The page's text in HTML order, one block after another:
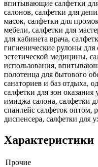
впитывающие салфетки
салонов, салфетки для
масок, салфетки для
мебели, салфетки для
для кабинета врача,
гигиенические рулоны для
эстетической медицины,
использования,
полотенца для бытового
санаториев и баз отдыха,
салфетки для зон
имиджа салона, салфетки
спанлейс салфеток оптом,
диспенсера, салфетки для
Характеристики
Прочие